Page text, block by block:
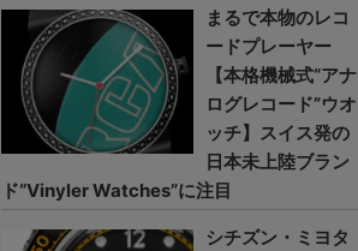
まるで本物のレコ
ードプレーヤー
【本格機械式“アナ
ログレコード”ウオ
ッチ】スイス発の
日本未上陸ブラン
ド“Vinyler Watches”に注目
シチズン・ミヨタ